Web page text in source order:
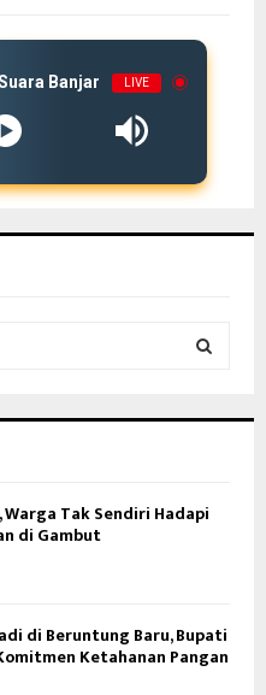
Banjar LIVE
H
Tak Sendiri Hadapi
di Gambut
di Beruntung Baru, Bupati
Ketahanan Pangan